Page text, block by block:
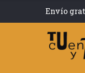
Envío